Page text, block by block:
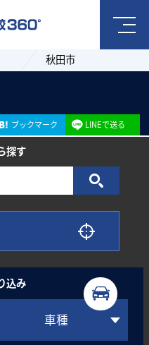
秋田市
ブックマーク LINEで送る
探す
込み
車種